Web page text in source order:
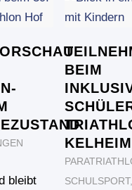
bleibt
BEIM
KELHEIM
SCHULSPORT,